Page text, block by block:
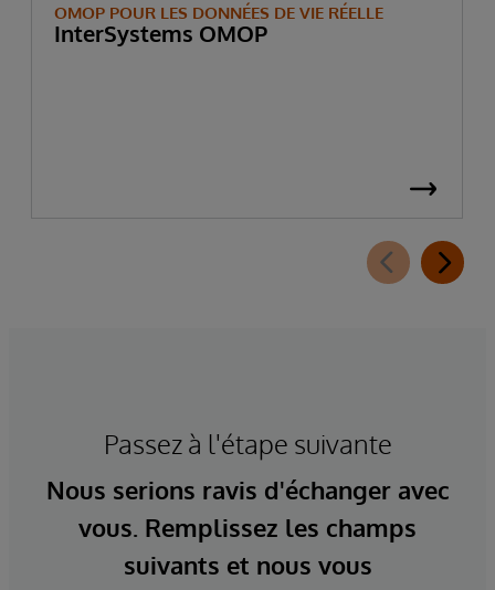
OMOP POUR LES DONNÉES DE VIE RÉELLE
InterSystems OMOP
Passez à l'étape suivante
Nous serions ravis d'échanger avec
vous. Remplissez les champs
suivants et nous vous